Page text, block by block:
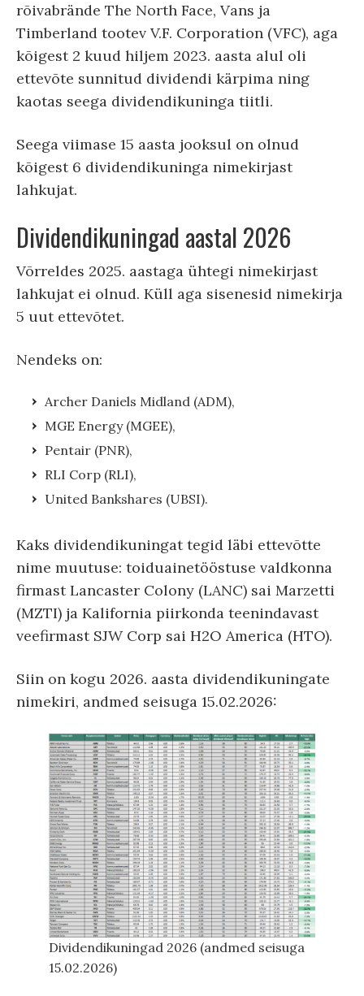
rõivabrände The North Face, Vans ja
Timberland tootev V.F. Corporation (VFC), aga
kõigest 2 kuud hiljem 2023. aasta alul oli
ettevõte sunnitud dividendi kärpima ning
kaotas seega dividendikuninga tiitli.
Seega viimase 15 aasta jooksul on olnud
kõigest 6 dividendikuninga nimekirjast
lahkujat.
Dividendikuningad aastal 2026
Võrreldes 2025. aastaga ühtegi nimekirjast
lahkujat ei olnud. Küll aga sisenesid nimekirja
5 uut ettevõtet.
Nendeks on:
Archer Daniels Midland (ADM),
MGE Energy (MGEE),
Pentair (PNR),
RLI Corp (RLI),
United Bankshares (UBSI).
Kaks dividendikuningat tegid läbi ettevõtte
nime muutuse: toiduainetööstuse valdkonna
firmast Lancaster Colony (LANC) sai Marzetti
(MZTI) ja Kalifornia piirkonda teenindavast
veefirmast SJW Corp sai H2O America (HTO).
Siin on kogu 2026. aasta dividendikuningate
nimekiri, andmed seisuga 15.02.2026:
Dividendikuningad 2026 (andmed seisuga
15.02.2026)